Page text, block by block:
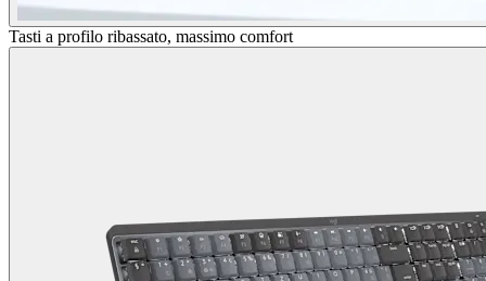
Tasti a profilo ribassato, massimo comfort